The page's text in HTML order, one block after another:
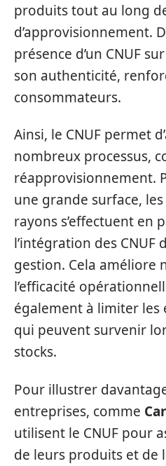
produits tout au long
d’approvisionnement.
présence d’un CNUF
son authenticité,
consommateurs.
Ainsi, le CNUF permet
nombreux processus,
réapprovisionnement.
une grande surface,
rayons s’effectuent en
l’intégration des CNUF
gestion. Cela améliore
l’efficacité
également à limiter les
qui peuvent survenir
stocks.
Pour illustrer
entreprises, comme
utilisent le CNUF pour
de leurs produits et de